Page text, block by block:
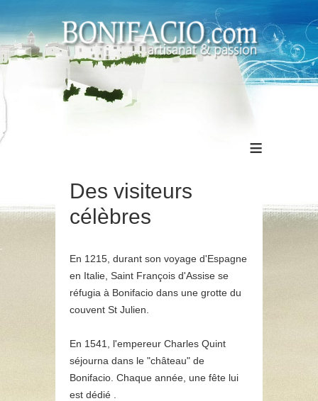
≡
Des visiteurs
célèbres
En 1215, durant son voyage d'Espagne
en Italie, Saint François d'Assise se
réfugia à Bonifacio dans une grotte du
couvent St Julien.
En 1541, l'empereur Charles Quint
séjourna dans le "château" de
Bonifacio. Chaque année, une fête lui
est dédié .